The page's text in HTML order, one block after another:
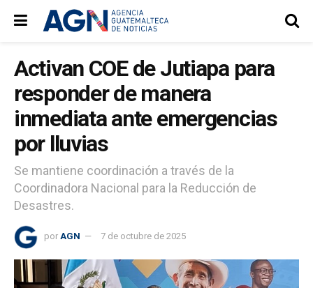
Activan COE de Jutiapa para
responder de manera
inmediata ante emergencias
por lluvias
Se mantiene coordinación a través de la
Coordinadora Nacional para la Reducción de
Desastres.
por AGN 7 de octubre de 2025